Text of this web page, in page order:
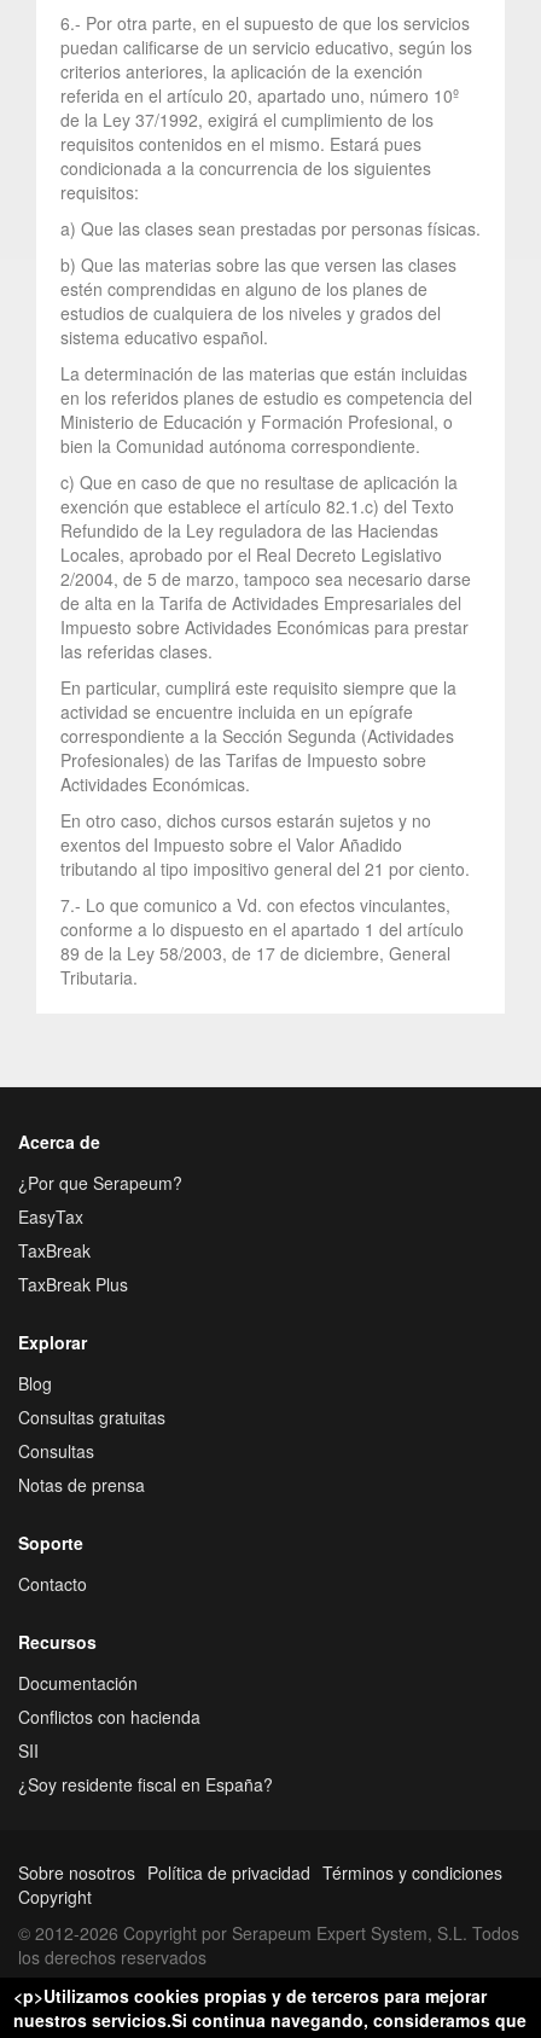
6.- Por otra parte, en el supuesto de que los servicios
puedan calificarse de un servicio educativo, según los
criterios anteriores, la aplicación de la exención
referida en el artículo 20, apartado uno, número 10º
de la Ley 37/1992, exigirá el cumplimiento de los
requisitos contenidos en el mismo. Estará pues
condicionada a la concurrencia de los siguientes
requisitos:
a) Que las clases sean prestadas por personas físicas.
b) Que las materias sobre las que versen las clases
estén comprendidas en alguno de los planes de
estudios de cualquiera de los niveles y grados del
sistema educativo español.
La determinación de las materias que están incluidas
en los referidos planes de estudio es competencia del
Ministerio de Educación y Formación Profesional, o
bien la Comunidad autónoma correspondiente.
c) Que en caso de que no resultase de aplicación la
exención que establece el artículo 82.1.c) del Texto
Refundido de la Ley reguladora de las Haciendas
Locales, aprobado por el Real Decreto Legislativo
2/2004, de 5 de marzo, tampoco sea necesario darse
de alta en la Tarifa de Actividades Empresariales del
Impuesto sobre Actividades Económicas para prestar
las referidas clases.
En particular, cumplirá este requisito siempre que la
actividad se encuentre incluida en un epígrafe
correspondiente a la Sección Segunda (Actividades
Profesionales) de las Tarifas de Impuesto sobre
Actividades Económicas.
En otro caso, dichos cursos estarán sujetos y no
exentos del Impuesto sobre el Valor Añadido
tributando al tipo impositivo general del 21 por ciento.
7.- Lo que comunico a Vd. con efectos vinculantes,
conforme a lo dispuesto en el apartado 1 del artículo
89 de la Ley 58/2003, de 17 de diciembre, General
Tributaria.
Acerca de
¿Por que Serapeum?
EasyTax
TaxBreak
TaxBreak Plus
Explorar
Blog
Consultas gratuitas
Consultas
Notas de prensa
Soporte
Contacto
Recursos
Documentación
Conflictos con hacienda
SII
¿Soy residente fiscal en España?
Sobre nosotros Política de privacidad Términos y condiciones
Copyright
© 2012-2026 Copyright por Serapeum Expert System, S.L. Todos
los derechos reservados
<p>Utilizamos cookies propias y de terceros para mejorar
nuestros servicios.Si continua navegando, consideramos que